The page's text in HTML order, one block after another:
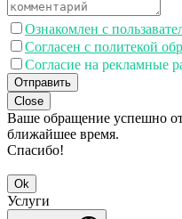
Ознакомлен с
Согласен с политекой
Согласие на рекламные
Отправить
Close
Ваше обращение успешно
ближайшее время.
Спасибо!
Ok
Услуги